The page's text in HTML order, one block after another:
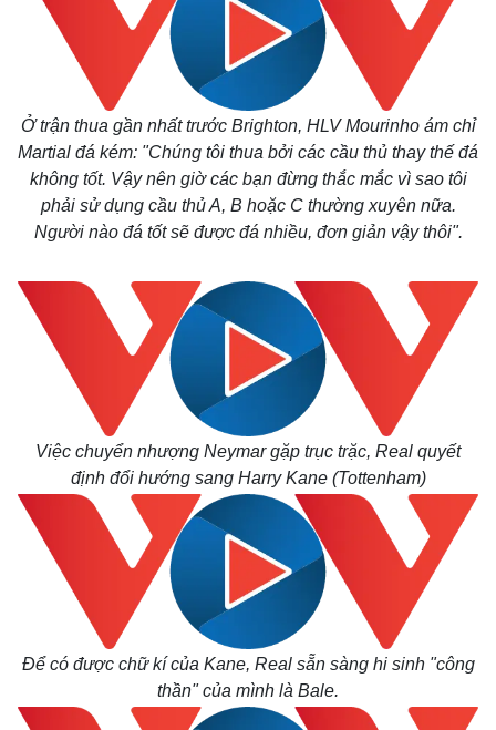
Cuộc sống đó đây
Multimedia
Video
Ảnh
E-Magazine
Infographic
Ở trận thua gần nhất trước Brighton, HLV Mourinho ám chỉ
Martial đá kém: "Chúng tôi thua bởi các cầu thủ thay thế đá
không tốt. Vậy nên giờ các bạn đừng thắc mắc vì sao tôi
phải sử dụng cầu thủ A, B hoặc C thường xuyên nữa.
Người nào đá tốt sẽ được đá nhiều, đơn giản vậy thôi".
Việc chuyển nhượng Neymar gặp trục trặc, Real quyết
định đổi hướng sang Harry Kane (Tottenham)
Để có được chữ kí của Kane, Real sẵn sàng hi sinh "công
thần" của mình là Bale.